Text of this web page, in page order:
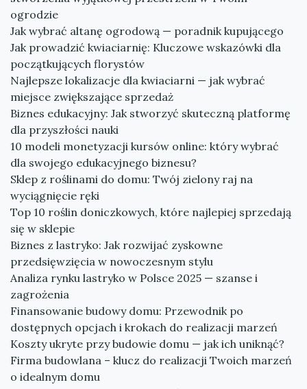
ogrodzie
Jak wybrać altanę ogrodową — poradnik kupującego
Jak prowadzić kwiaciarnię: Kluczowe wskazówki dla
początkujących florystów
Najlepsze lokalizacje dla kwiaciarni — jak wybrać
miejsce zwiększające sprzedaż
Biznes edukacyjny: Jak stworzyć skuteczną platformę
dla przyszłości nauki
10 modeli monetyzacji kursów online: który wybrać
dla swojego edukacyjnego biznesu?
Sklep z roślinami do domu: Twój zielony raj na
wyciągnięcie ręki
Top 10 roślin doniczkowych, które najlepiej sprzedają
się w sklepie
Biznes z lastryko: Jak rozwijać zyskowne
przedsięwzięcia w nowoczesnym stylu
Analiza rynku lastryko w Polsce 2025 — szanse i
zagrożenia
Finansowanie budowy domu: Przewodnik po
dostępnych opcjach i krokach do realizacji marzeń
Koszty ukryte przy budowie domu — jak ich uniknąć?
Firma budowlana – klucz do realizacji Twoich marzeń
o idealnym domu